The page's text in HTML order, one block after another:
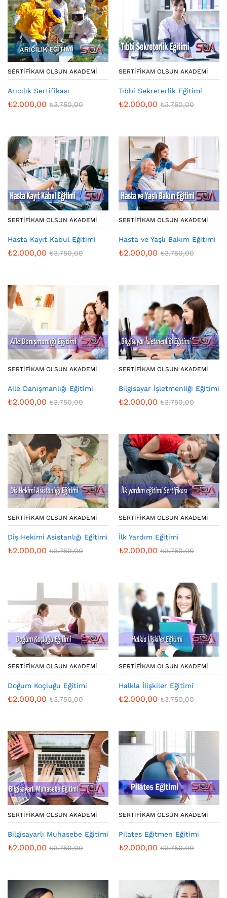
SERTIFIKAM OLSUN AKADEMI
Arıcılık Sertifikası
₺2.000,00 ₺3.750,00
SERTIFIKAM OLSUN AKADEMI
Tıbbi Sekreterlik Eğitimi
₺2.000,00 ₺3.750,00
SERTIFIKAM OLSUN AKADEMI
Hasta Kayıt Kabul Eğitimi
₺2.000,00 ₺3.750,00
SERTIFIKAM OLSUN AKADEMI
Hasta ve Yaşlı Bakım Eğitimi
₺2.000,00 ₺3.750,00
SERTIFIKAM OLSUN AKADEMI
Aile Danışmanlığı Eğitimi
₺2.000,00 ₺3.750,00
SERTIFIKAM OLSUN AKADEMI
Bilgisayar İşletmenliği Eğitimi
₺2.000,00 ₺3.750,00
SERTIFIKAM OLSUN AKADEMI
Diş Hekimi Asistanlığı Eğitimi
₺2.000,00 ₺3.750,00
SERTIFIKAM OLSUN AKADEMI
İlk Yardım Eğitimi
₺2.000,00 ₺3.750,00
SERTIFIKAM OLSUN AKADEMI
Doğum Koçluğu Eğitimi
₺2.000,00 ₺3.750,00
SERTIFIKAM OLSUN AKADEMI
Halkla İlişkiler Eğitimi
₺2.000,00 ₺3.750,00
SERTIFIKAM OLSUN AKADEMI
Bilgisayarlı Muhasebe Eğitimi
₺2.000,00 ₺3.750,00
SERTIFIKAM OLSUN AKADEMI
Pilates Eğitmen Eğitimi
₺2.000,00 ₺3.750,00